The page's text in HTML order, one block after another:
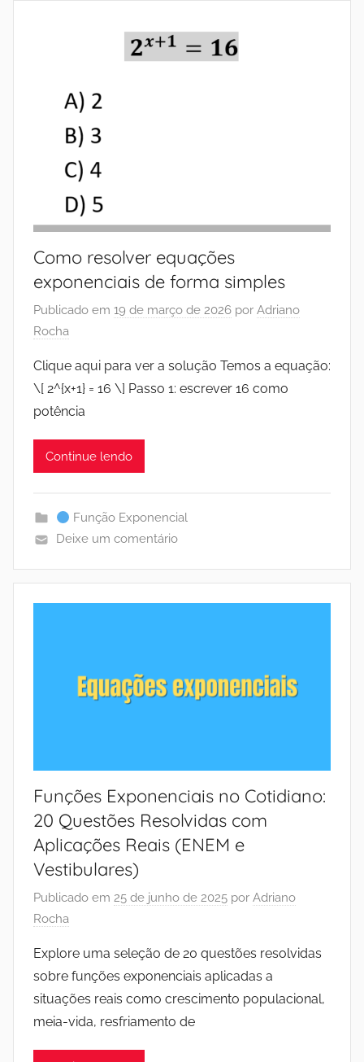
Como resolver equações
exponenciais de forma simples
Publicado em 19 de março de 2026 por Adriano
Rocha
Clique aqui para ver a solução Temos a equação:
\[ 2^{x+1} = 16 \] Passo 1: escrever 16 como
potência
Continue lendo
Função Exponencial
Deixe um comentário
Funções Exponenciais no Cotidiano:
20 Questões Resolvidas com
Aplicações Reais (ENEM e
Vestibulares)
Publicado em 25 de junho de 2025 por Adriano
Rocha
Explore uma seleção de 20 questões resolvidas
sobre funções exponenciais aplicadas a
situações reais como crescimento populacional,
meia-vida, resfriamento de